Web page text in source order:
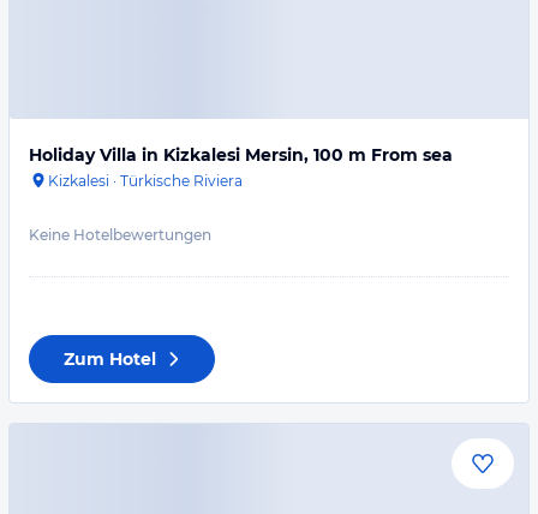
Holiday Villa in Kizkalesi Mersin, 100 m From sea
Kizkalesi · Türkische Riviera
Keine Hotelbewertungen
Zum Hotel